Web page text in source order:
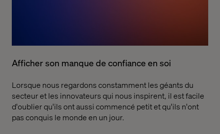
Afficher son manque de confiance en soi
Lorsque nous regardons constamment les géants du
secteur et les innovateurs qui nous inspirent, il est facile
d'oublier qu'ils ont aussi commencé petit et qu'ils n'ont
pas conquis le monde en un jour.